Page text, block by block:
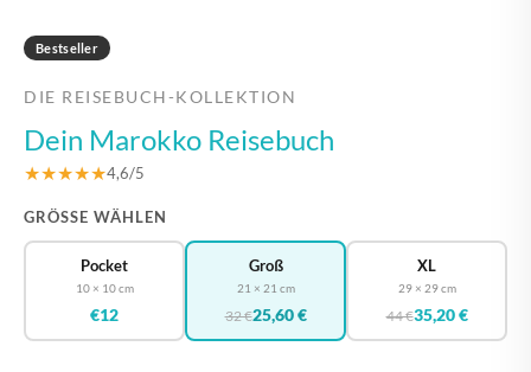
Bestseller
DIE REISEBUCH-KOLLEKTION
Dein Marokko Reisebuch
★★★★★4,6/5
GRÖSSE WÄHLEN
Pocket
10 × 10 cm
€12
Groß
21 × 21 cm
32 €25,60 €
XL
29 × 29 cm
44 €35,20 €